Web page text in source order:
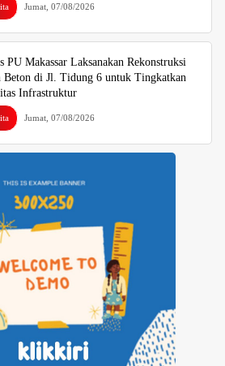
Jumat, 07/08/2026
PU Makassar Laksanakan Rekonstruksi
Beton di Jl. Tidung 6 untuk Tingkatkan
Infrastruktur
Jumat, 07/08/2026